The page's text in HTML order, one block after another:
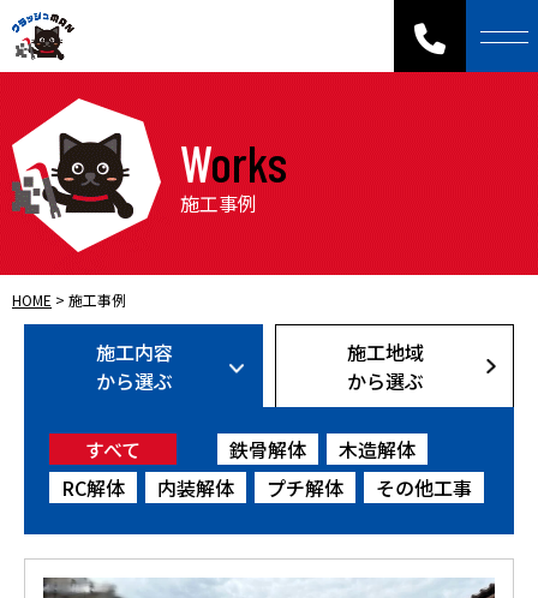
Works
施工事例
HOME > 施工事例
施工内容
から選ぶ
施工地域
から選ぶ
すべて 鉄骨解体
木造解体
RC解体
内装解体 プチ解体 その他工事